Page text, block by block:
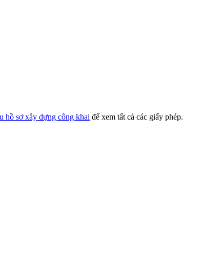
hồ sơ xây dựng công khai để xem tất cả các giấy phép.